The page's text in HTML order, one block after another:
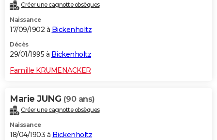
Créer une cagnotte obsèques
Naissance
17/09/1902 à Bickenholtz
Décès
29/01/1995 à Bickenholtz
Famille KRUMENACKER
Marie JUNG (90 ans)
Créer une cagnotte obsèques
Naissance
18/04/1903 à Bickenholtz